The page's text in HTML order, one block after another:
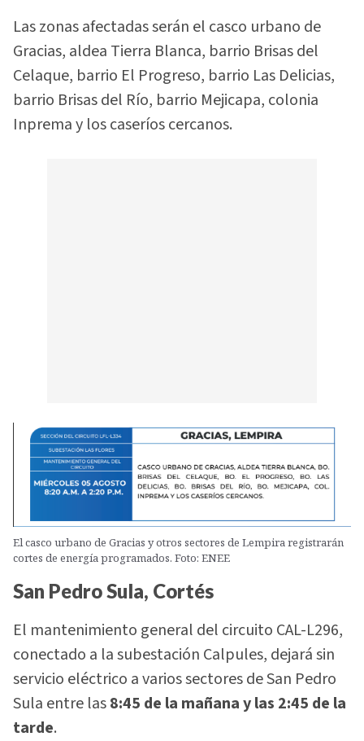
Las zonas afectadas serán el casco urbano de
Gracias, aldea Tierra Blanca, barrio Brisas del
Celaque, barrio El Progreso, barrio Las Delicias,
barrio Brisas del Río, barrio Mejicapa, colonia
Inprema y los caseríos cercanos.
El casco urbano de Gracias y otros sectores de Lempira registrarán
cortes de energía programados. Foto: ENEE
San Pedro Sula, Cortés
El mantenimiento general del circuito CAL-L296,
conectado a la subestación Calpules, dejará sin
servicio eléctrico a varios sectores de San Pedro
Sula entre las8:45 de la mañana y las 2:45 de la
tarde.